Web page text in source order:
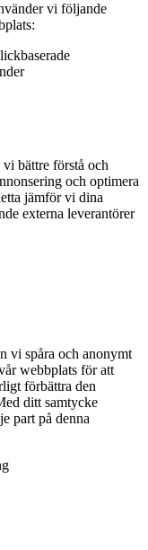
vi följande
vi bättre förstå och
och optimera
jämför vi dina
externa leverantörer
vi spåra och anonymt
webbplats för att
förbättra den
ditt samtycke
part på denna